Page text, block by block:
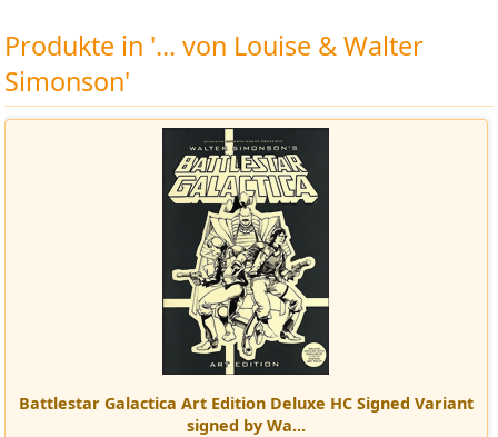
Produkte in '... von Louise & Walter
Simonson'
Battlestar Galactica Art Edition Deluxe HC Signed Variant
signed by Wa...